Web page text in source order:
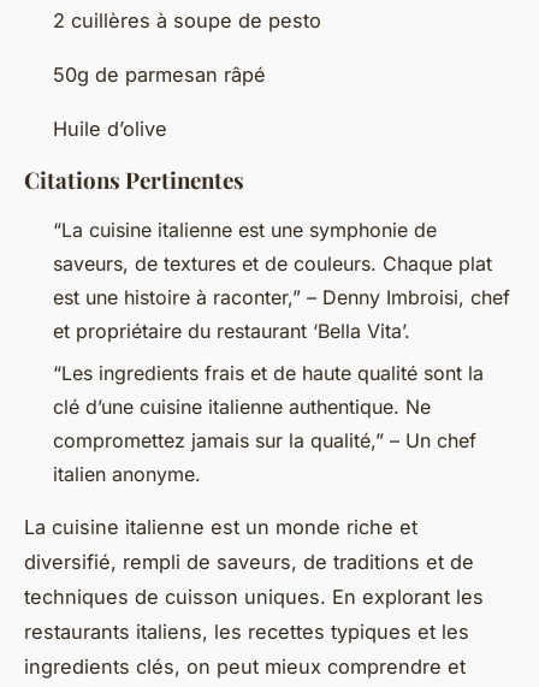
2 cuillères à soupe de pesto
50g de parmesan râpé
Huile d’olive
Citations Pertinentes
“La cuisine italienne est une symphonie de
saveurs, de textures et de couleurs. Chaque plat
est une histoire à raconter,” – Denny Imbroisi, chef
et propriétaire du restaurant ‘Bella Vita’.
“Les ingredients frais et de haute qualité sont la
clé d’une cuisine italienne authentique. Ne
compromettez jamais sur la qualité,” – Un chef
italien anonyme.
La cuisine italienne est un monde riche et
diversifié, rempli de saveurs, de traditions et de
techniques de cuisson uniques. En explorant les
restaurants italiens, les recettes typiques et les
ingredients clés, on peut mieux comprendre et